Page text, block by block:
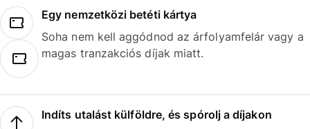
Egy nemzetközi betéti kártya
Soha nem kell aggódnod az árfolyamfelár vagy a
magas tranzakciós díjak miatt.
Indíts utalást külföldre, és spórolj a díjakon